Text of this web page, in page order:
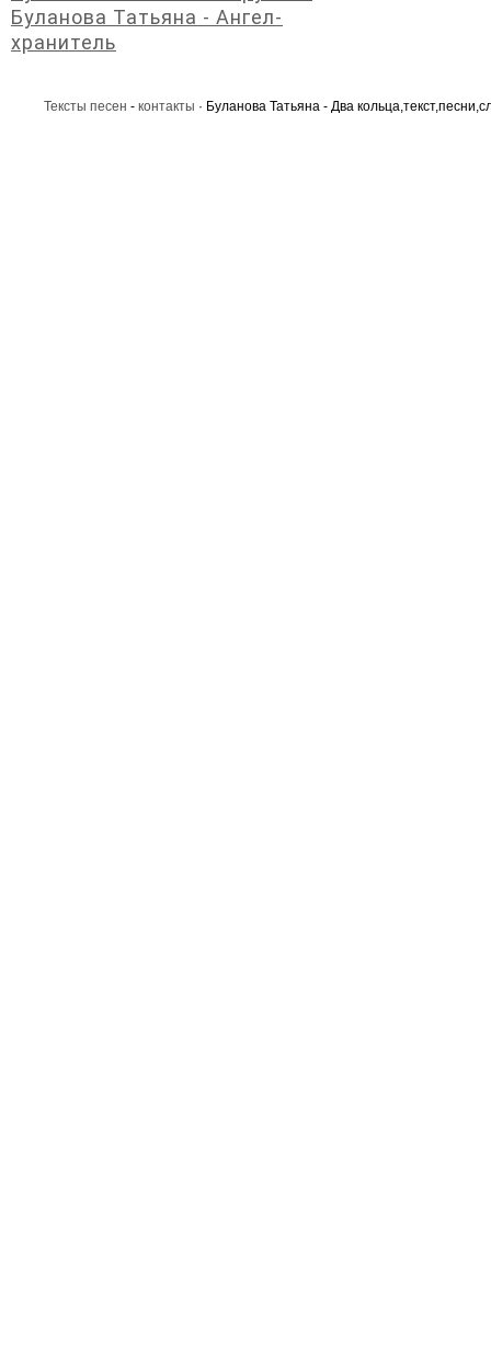
Буланова Татьяна - Ангел-
хранитель
Тексты песен - контакты · Буланова Татьяна - Два